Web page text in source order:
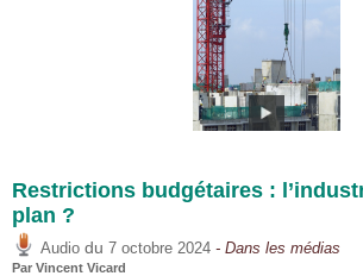
Restrictions budgétaires :
plan ?
Audio du 7 octobre 2024 - Dans les médias
Par Vincent Vicard